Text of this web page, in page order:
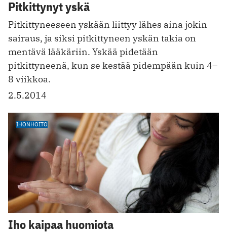
Pitkittynyt yskä
Pitkittyneeseen yskään liittyy lähes aina jokin
sairaus, ja siksi pitkittyneen yskän takia on
mentävä lääkäriin. Yskää pidetään
pitkittyneenä, kun se kestää pidempään kuin 4–
8 viikkoa.
2.5.2014
IHONHOITO
Iho kaipaa huomiota